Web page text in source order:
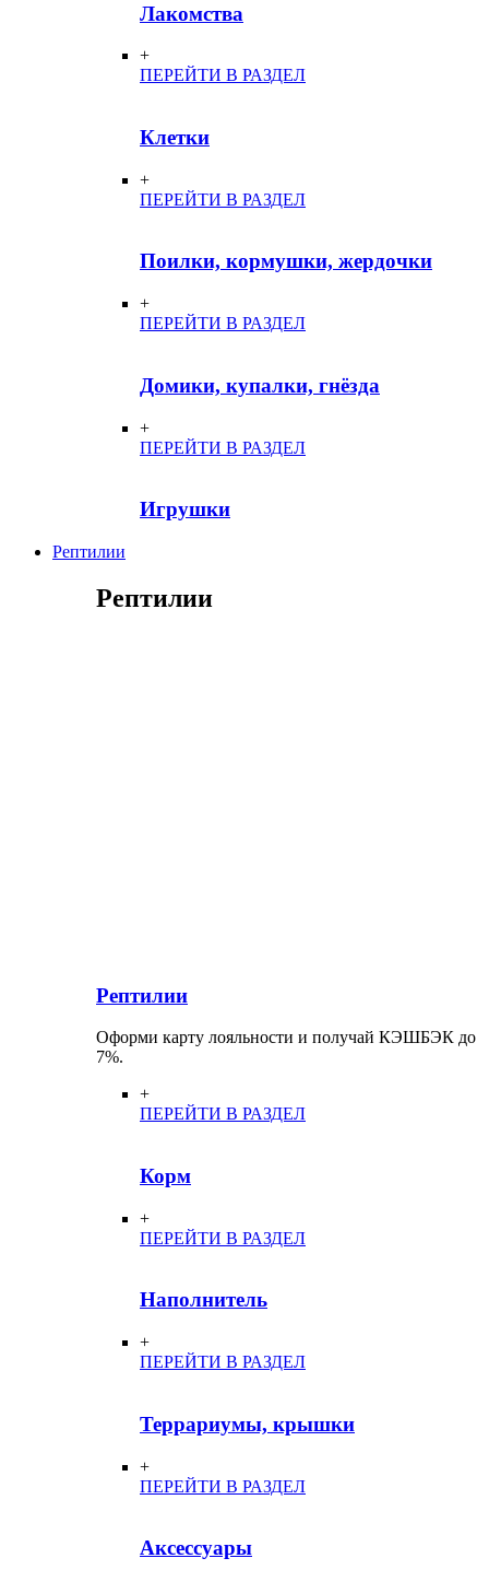
Лакомства
+
ПЕРЕЙТИ В РАЗДЕЛ
Клетки
+
ПЕРЕЙТИ В РАЗДЕЛ
Поилки, кормушки, жердочки
+
ПЕРЕЙТИ В РАЗДЕЛ
Домики, купалки, гнёзда
+
ПЕРЕЙТИ В РАЗДЕЛ
Игрушки
Рептилии
Рептилии
Рептилии
Оформи карту лояльности и получай КЭШБЭК до
7%.
+
ПЕРЕЙТИ В РАЗДЕЛ
Корм
+
ПЕРЕЙТИ В РАЗДЕЛ
Наполнитель
+
ПЕРЕЙТИ В РАЗДЕЛ
Террариумы, крышки
+
ПЕРЕЙТИ В РАЗДЕЛ
Аксессуары